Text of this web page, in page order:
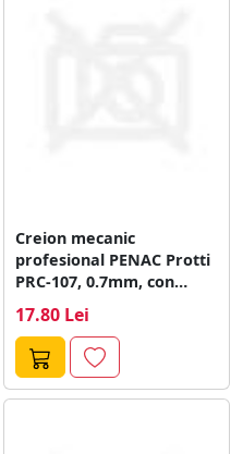
Creion mecanic
profesional PENAC Protti
PRC-107, 0.7mm, con
bleu
17.80 Lei